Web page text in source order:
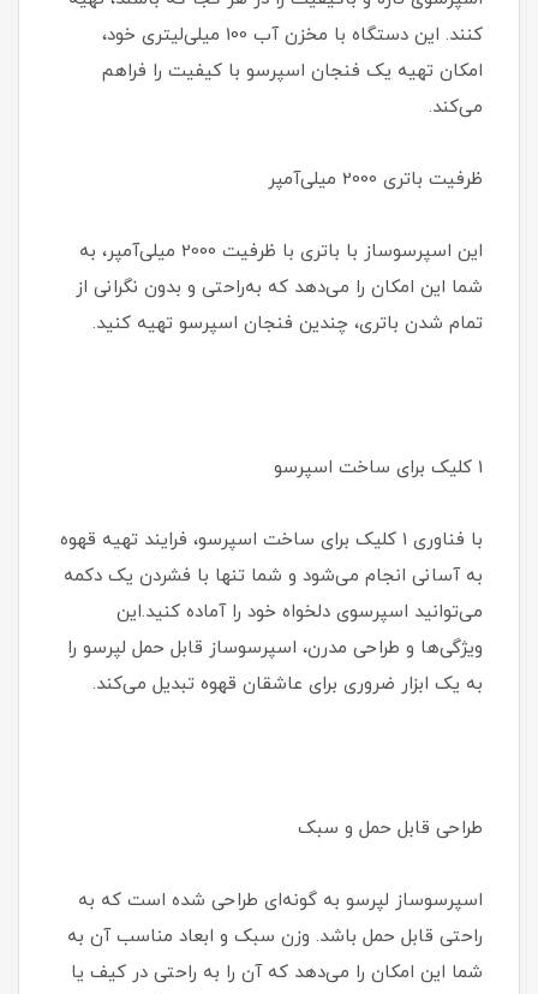
کنند. این دستگاه با مخزن آب 100 میلی‌لیتری خود،
امکان تهیه یک فنجان اسپرسو با کیفیت را فراهم
می‌کند.
ظرفیت باتری 2000 میلی‌آمپر
این اسپرسوساز با باتری با ظرفیت 2000 میلی‌آمپر، به
شما این امکان را می‌دهد که به‌راحتی و بدون نگرانی از
تمام شدن باتری، چندین فنجان اسپرسو تهیه کنید.
1 کلیک برای ساخت اسپرسو
با فناوری 1 کلیک برای ساخت اسپرسو، فرایند تهیه قهوه
به آسانی انجام می‌شود و شما تنها با فشردن یک دکمه
می‌توانید اسپرسوی دلخواه خود را آماده کنید.این
ویژگی‌ها و طراحی مدرن، اسپرسوساز قابل حمل لپرسو را
به یک ابزار ضروری برای عاشقان قهوه تبدیل می‌کند.
طراحی قابل حمل و سبک
اسپرسوساز لپرسو به گونه‌ای طراحی شده است که به
راحتی قابل حمل باشد. وزن سبک و ابعاد مناسب آن به
شما این امکان را می‌دهد که آن را به راحتی در کیف یا